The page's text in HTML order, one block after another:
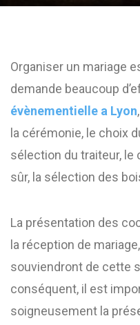
Organiser un mariage
demande beaucoup
évènementielle a Lyon
la cérémonie, le choix
sélection du traiteur, le
sûr, la sélection des
La présentation des
la réception de
souviendront de cette
conséquent, il est
soigneusement la